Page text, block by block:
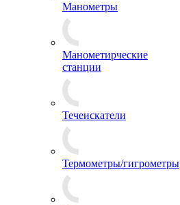
Манометры
Манометирческие
станции
Течеискатели
Термометры/гигрометры